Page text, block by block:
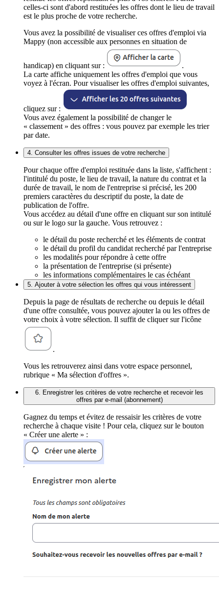
celles-ci sont d'abord restituées les offres dont le lieu de travail
est le plus proche de votre recherche.
Vous avez la possibilité de visualiser ces offres d'emploi via
Mappy (non accessible aux personnes en situation de
handicap) en cliquant sur :
.
La carte affiche uniquement les offres d'emploi que vous
voyez à l'écran. Pour visualiser les offres d'emploi suivantes,
cliquez sur :
Vous avez également la possibilité de changer le
« classement » des offres : vous pouvez par exemple les trier
par date.
4. Consulter les offres issues de votre recherche
Pour chaque offre d'emploi restituée dans la liste, s'affichent :
l'intitulé du poste, le lieu de travail, la nature du contrat et la
durée de travail, le nom de l'entreprise si précisé, les 200
premiers caractères du descriptif du poste, la date de
publication de l'offre.
Vous accédez au détail d'une offre en cliquant sur son intitulé
ou sur le logo sur la gauche. Vous retrouvez :
le détail du poste recherché et les éléments de contrat
le détail du profil du candidat recherché par l'entreprise
les modalités pour répondre à cette offre
la présentation de l'entreprise (si présente)
les informations complémentaires le cas échéant
5. Ajouter à votre sélection les offres qui vous intéressent
Depuis la page de résultats de recherche ou depuis le détail
d'une offre consultée, vous pouvez ajouter la ou les offres de
votre choix à votre sélection. Il suffit de cliquer sur l'icône
.
Vous les retrouverez ainsi dans votre espace personnel,
rubrique « Ma sélection d'offres ».
6. Enregistrer les critères de votre recherche et recevoir les
offres par e-mail (abonnement)
Gagnez du temps et évitez de ressaisir les critères de votre
recherche à chaque visite ! Pour cela, cliquez sur le bouton
« Créer une alerte » :